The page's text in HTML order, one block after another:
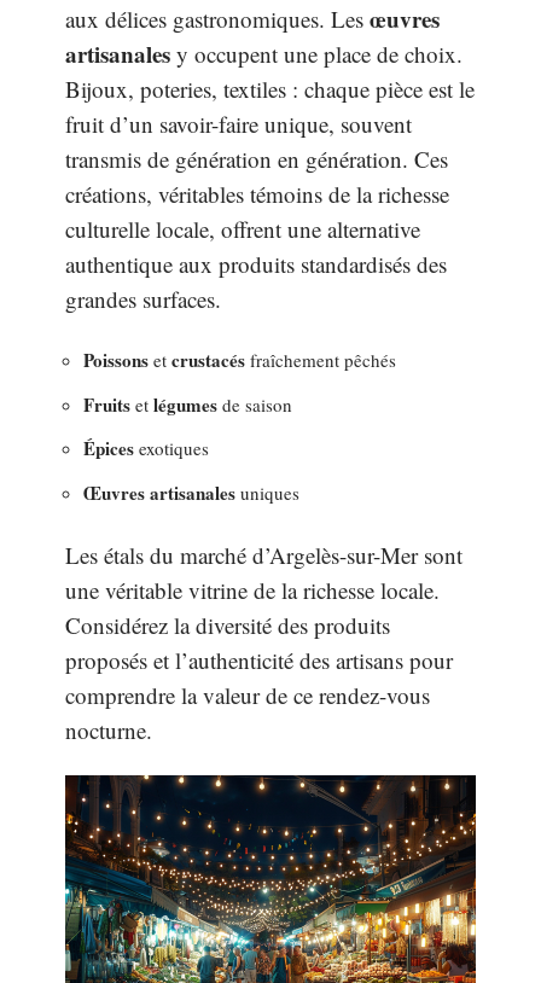
aux délices gastronomiques. Les œuvres
artisanales y occupent une place de choix.
Bijoux, poteries, textiles : chaque pièce est le
fruit d’un savoir-faire unique, souvent
transmis de génération en génération. Ces
créations, véritables témoins de la richesse
culturelle locale, offrent une alternative
authentique aux produits standardisés des
grandes surfaces.
Poissons et crustacés fraîchement pêchés
Fruits et légumes de saison
Épices exotiques
Œuvres artisanales uniques
Les étals du marché d’Argelès-sur-Mer sont
une véritable vitrine de la richesse locale.
Considérez la diversité des produits
proposés et l’authenticité des artisans pour
comprendre la valeur de ce rendez-vous
nocturne.